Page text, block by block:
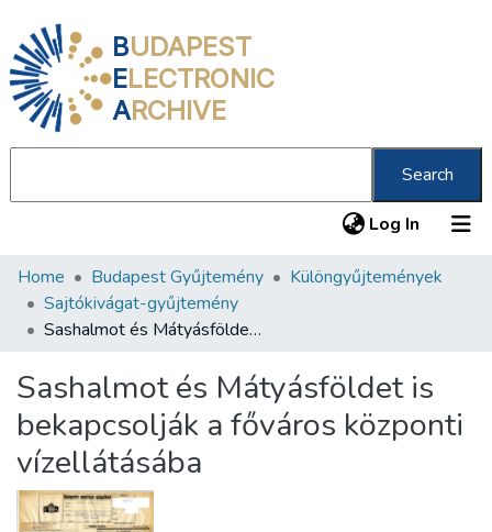
BUDAPEST
ELECTRONIC
ARCHIVE
Search
Log In (current)
Communities & Collections
All of DSpace
About us
Home Budapest Gyűjtemény
Különgyűjtemények
Sajtókivágat-gyűjtemény
Sashalmot és Mátyásföldet is bekapcsolják a főváros központi vízellátásába
Sashalmot és Mátyásföldet is
bekapcsolják a főváros központi
vízellátásába